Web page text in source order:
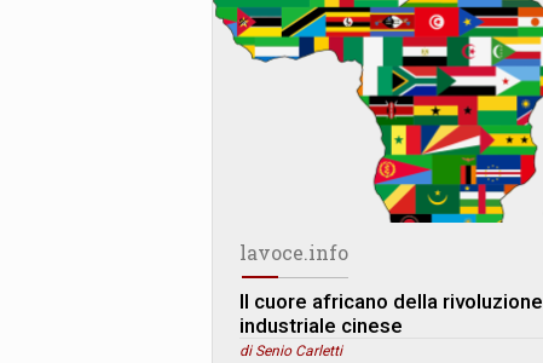
lavoce.info
Il cuore africano della rivoluzione
industriale cinese
di Senio Carletti